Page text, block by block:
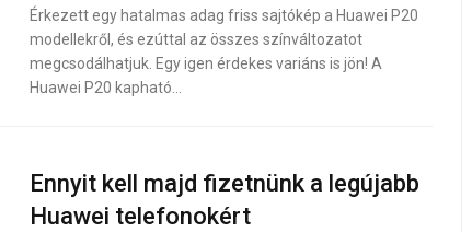
Érkezett egy hatalmas adag friss sajtókép a Huawei P20
modellekről, és ezúttal az összes színváltozatot
megcsodálhatjuk. Egy igen érdekes variáns is jön! A
Huawei P20 kapható…
Ennyit kell majd fizetnünk a legújabb
Huawei telefonokért